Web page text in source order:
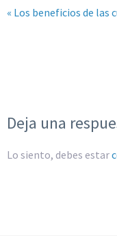
« Los beneficios de las
Deja una
Lo siento, debes estar